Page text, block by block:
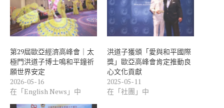
第29屆歐亞經濟高峰會｜太
極門洪道子博士鳴和平鐘祈
願世界安定
2026-05-16
在「English News」中
洪道子獲頒「愛與和平國際
獎」歐亞高峰會肯定推動良
心文化貢獻
2025-05-11
在「社團」中